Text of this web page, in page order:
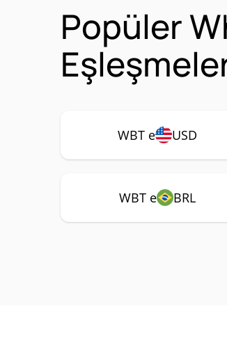
Popüler
WBT e USD
WBT e BRL